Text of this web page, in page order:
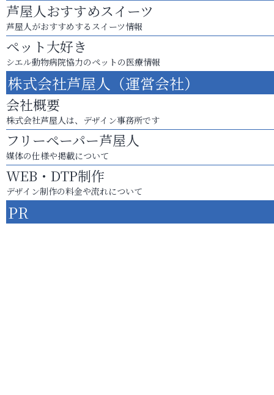
芦屋人おすすめスイーツ
芦屋人がおすすめするスイーツ情報
ペット大好き
シエル動物病院協力のペットの医療情報
株式会社芦屋人（運営会社）
会社概要
株式会社芦屋人は、デザイン事務所です
フリーペーパー芦屋人
媒体の仕様や掲載について
WEB・DTP制作
デザイン制作の料金や流れについて
PR